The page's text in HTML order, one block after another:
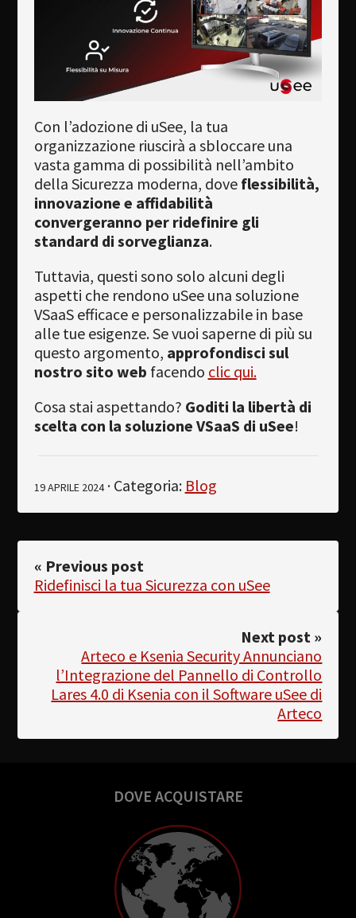
Con l’adozione di uSee, la tua
organizzazione riuscirà a sbloccare una
vasta gamma di possibilità nell’ambito
della Sicurezza moderna, dove flessibilità,
innovazione e affidabilità
convergeranno per ridefinire gli
standard di sorveglianza.
Tuttavia, questi sono solo alcuni degli
aspetti che rendono uSee una soluzione
VSaaS efficace e personalizzabile in base
alle tue esigenze. Se vuoi saperne di più su
questo argomento, approfondisci sul
nostro sito web facendo clic qui.
Cosa stai aspettando? Goditi la libertà di
scelta con la soluzione VSaaS di uSee!
19 APRILE 2024· Categoria: Blog
« Previous post
Ridefinisci la tua Sicurezza con uSee
Next post »
Arteco e Ksenia Security Annunciano
l’Integrazione del Pannello di Controllo
Lares 4.0 di Ksenia con il Software uSee di
Arteco
DOVE ACQUISTARE